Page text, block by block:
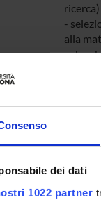
dei dati
1022 partner
-
alla
- che
Il
del
Il
2. A
avuto o